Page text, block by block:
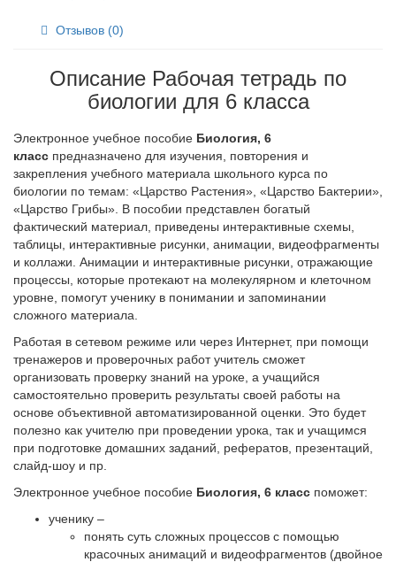
Отзывов (0)
Описание Рабочая тетрадь по
биологии для 6 класса
Электронное учебное пособие Биология, 6
класс предназначено для изучения, повторения и
закрепления учебного материала школьного курса по
биологии по темам: «Царство Растения», «Царство Бактерии»,
«Царство Грибы». В пособии представлен богатый
фактический материал, приведены интерактивные схемы,
таблицы, интерактивные рисунки, анимации, видеофрагменты
и коллажи. Анимации и интерактивные рисунки, отражающие
процессы, которые протекают на молекулярном и клеточном
уровне, помогут ученику в понимании и запоминании
сложного материала.
Работая в сетевом режиме или через Интернет, при помощи
тренажеров и проверочных работ учитель сможет
организовать проверку знаний на уроке, а учащийся
самостоятельно проверить результаты своей работы на
основе объективной автоматизированной оценки. Это будет
полезно как учителю при проведении урока, так и учащимся
при подготовке домашних заданий, рефератов, презентаций,
слайд-шоу и пр.
Электронное учебное пособие Биология, 6 класс поможет:
ученику –
понять суть сложных процессов с помощью
красочных анимаций и видеофрагментов (двойное